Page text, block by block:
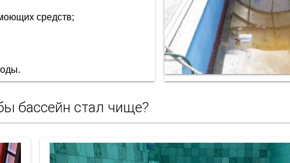
средств;
бассейн стал чище?